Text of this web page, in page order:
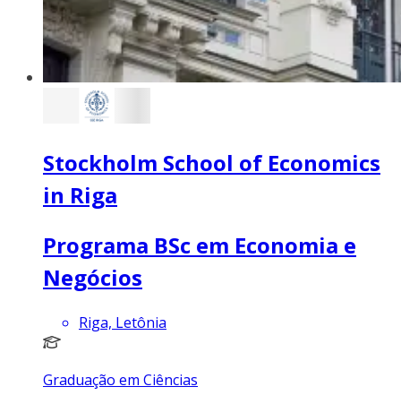
Stockholm School of Economics
in Riga
Programa BSc em Economia e
Negócios
Riga, Letônia
Graduação em Ciências